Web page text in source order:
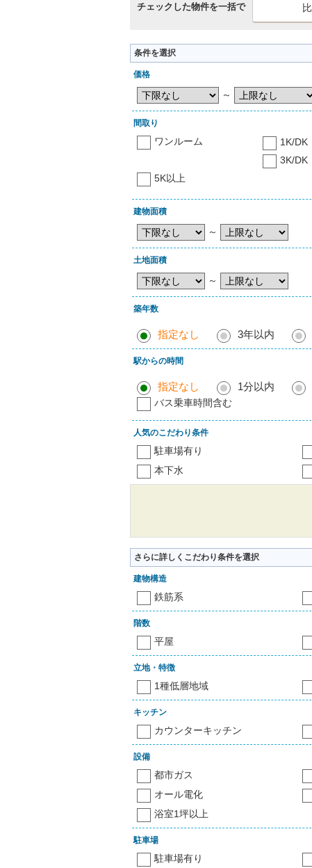
チェックした物件を一括で
条件を選択
価格
～
間取り
ワンルーム 1K/DK
3K/DK
5K以上
建物面積
～
土地面積
～
築年数
指定なし 3年以内
駅からの時間
指定なし 1分以内
バス乗車時間含む
人気のこだわり条件
駐車場有り
本下水
さらに詳しくこだわり条件を選択
建物構造
鉄筋系
階数
平屋
立地・特徴
1種低層地域
キッチン
カウンターキッチン
設備
都市ガス
オール電化
浴室1坪以上
駐車場
駐車場有り